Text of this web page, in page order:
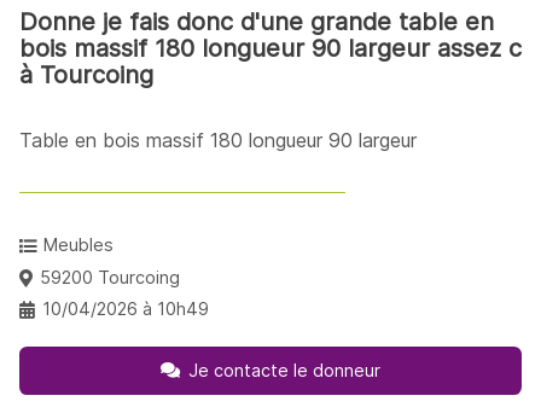
Donne je fais donc d'une grande table en
bois massif 180 longueur 90 largeur assez c
à Tourcoing
Table en bois massif 180 longueur 90 largeur
Meubles
59200 Tourcoing
10/04/2026 à 10h49
Je contacte le donneur